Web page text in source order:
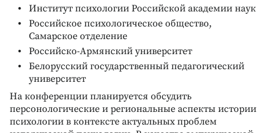
Институт психологии Российской академии наук
Российское психологическое общество,
Самарское отделение
Российско-Армянский университет
Белорусский государственный педагогический
университет
На конференции планируется обсудить
персонологические и региональные аспекты истории
психологии в контексте актуальных проблем